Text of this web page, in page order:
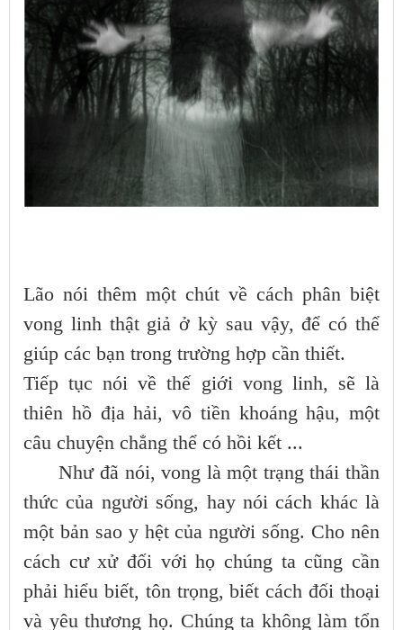
Lão nói thêm một chút về cách phân biệt
vong linh thật giả ở kỳ sau vậy, để có thể
giúp các bạn trong trường hợp cần thiết.
Tiếp tục nói về thế giới vong linh, sẽ là
thiên hồ địa hải, vô tiền khoáng hậu, một
câu chuyện chẳng thể có hồi kết ...
Như đã nói, vong là một trạng thái thần
thức của người sống, hay nói cách khác là
một bản sao y hệt của người sống. Cho nên
cách cư xử đối với họ chúng ta cũng cần
phải hiểu biết, tôn trọng, biết cách đối thoại
và yêu thương họ. Chúng ta không làm tổn